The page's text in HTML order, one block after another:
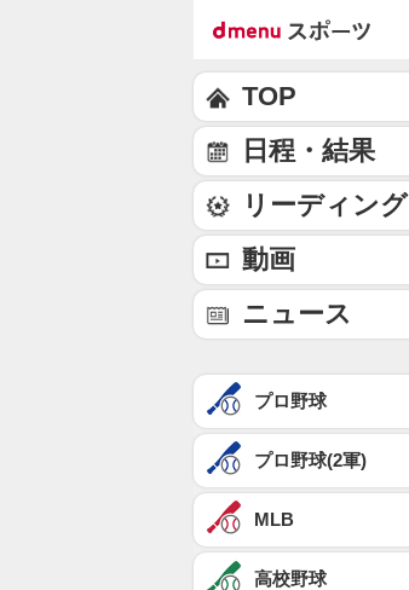
TOP
日程・結果
リーディング
動画
ニュース
プロ野球
プロ野球(2軍)
MLB
高校野球